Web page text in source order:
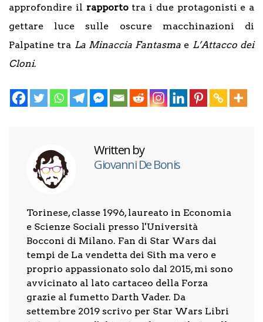
approfondire il rapportotra i due protagonisti e a
gettare luce sulle oscure macchinazioni di
Palpatine tra La Minaccia Fantasma e L’Attacco dei
Cloni.
Written by
Giovanni De Bonis
Torinese, classe 1996, laureato in Economia
e Scienze Sociali presso l'Università
Bocconi di Milano. Fan di Star Wars dai
tempi de La vendetta dei Sith ma vero e
proprio appassionato solo dal 2015, mi sono
avvicinato al lato cartaceo della Forza
grazie al fumetto Darth Vader. Da
settembre 2019 scrivo per Star Wars Libri